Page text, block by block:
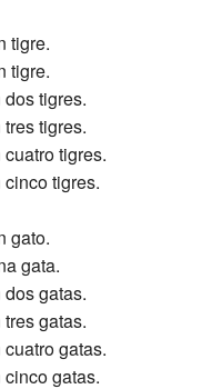
tigre.
tigre.
tigres.
tigres.
tigres.
tigres.
gato.
gata.
gatas.
gatas.
gatas.
gatas.